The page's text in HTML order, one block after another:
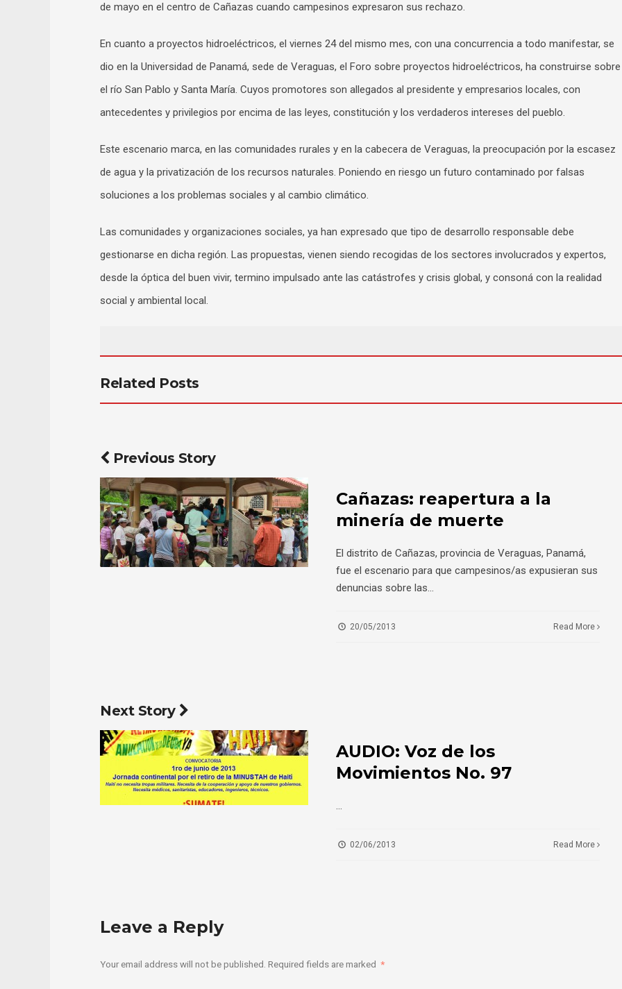
de mayo en el centro de Cañazas cuando campesinos expresaron sus rechazo.
En cuanto a proyectos hidroeléctricos, el viernes 24 del mismo mes, con una concurrencia a todo manifestar, se
dio en la Universidad de Panamá, sede de Veraguas, el Foro sobre proyectos hidroeléctricos, ha construirse sobre
el río San Pablo y Santa María. Cuyos promotores son allegados al presidente y empresarios locales, con
antecedentes y privilegios por encima de las leyes, constitución y los verdaderos intereses del pueblo.
Este escenario marca, en las comunidades rurales y en la cabecera de Veraguas, la preocupación por la escasez
de agua y la privatización de los recursos naturales. Poniendo en riesgo un futuro contaminado por falsas
soluciones a los problemas sociales y al cambio climático.
Las comunidades y organizaciones sociales, ya han expresado que tipo de desarrollo responsable debe
gestionarse en dicha región. Las propuestas, vienen siendo recogidas de los sectores involucrados y expertos,
desde la óptica del buen vivir, termino impulsado ante las catástrofes y crisis global, y consoná con la realidad
social y ambiental local.
Related Posts
Previous Story
Cañazas: reapertura a la
minería de muerte
El distrito de Cañazas, provincia de Veraguas, Panamá,
fue el escenario para que campesinos/as expusieran sus
denuncias sobre las...
20/05/2013 Read More
Next Story
AUDIO: Voz de los
Movimientos No. 97
...
02/06/2013 Read More
Leave a Reply
Your email address will not be published. Required fields are marked *